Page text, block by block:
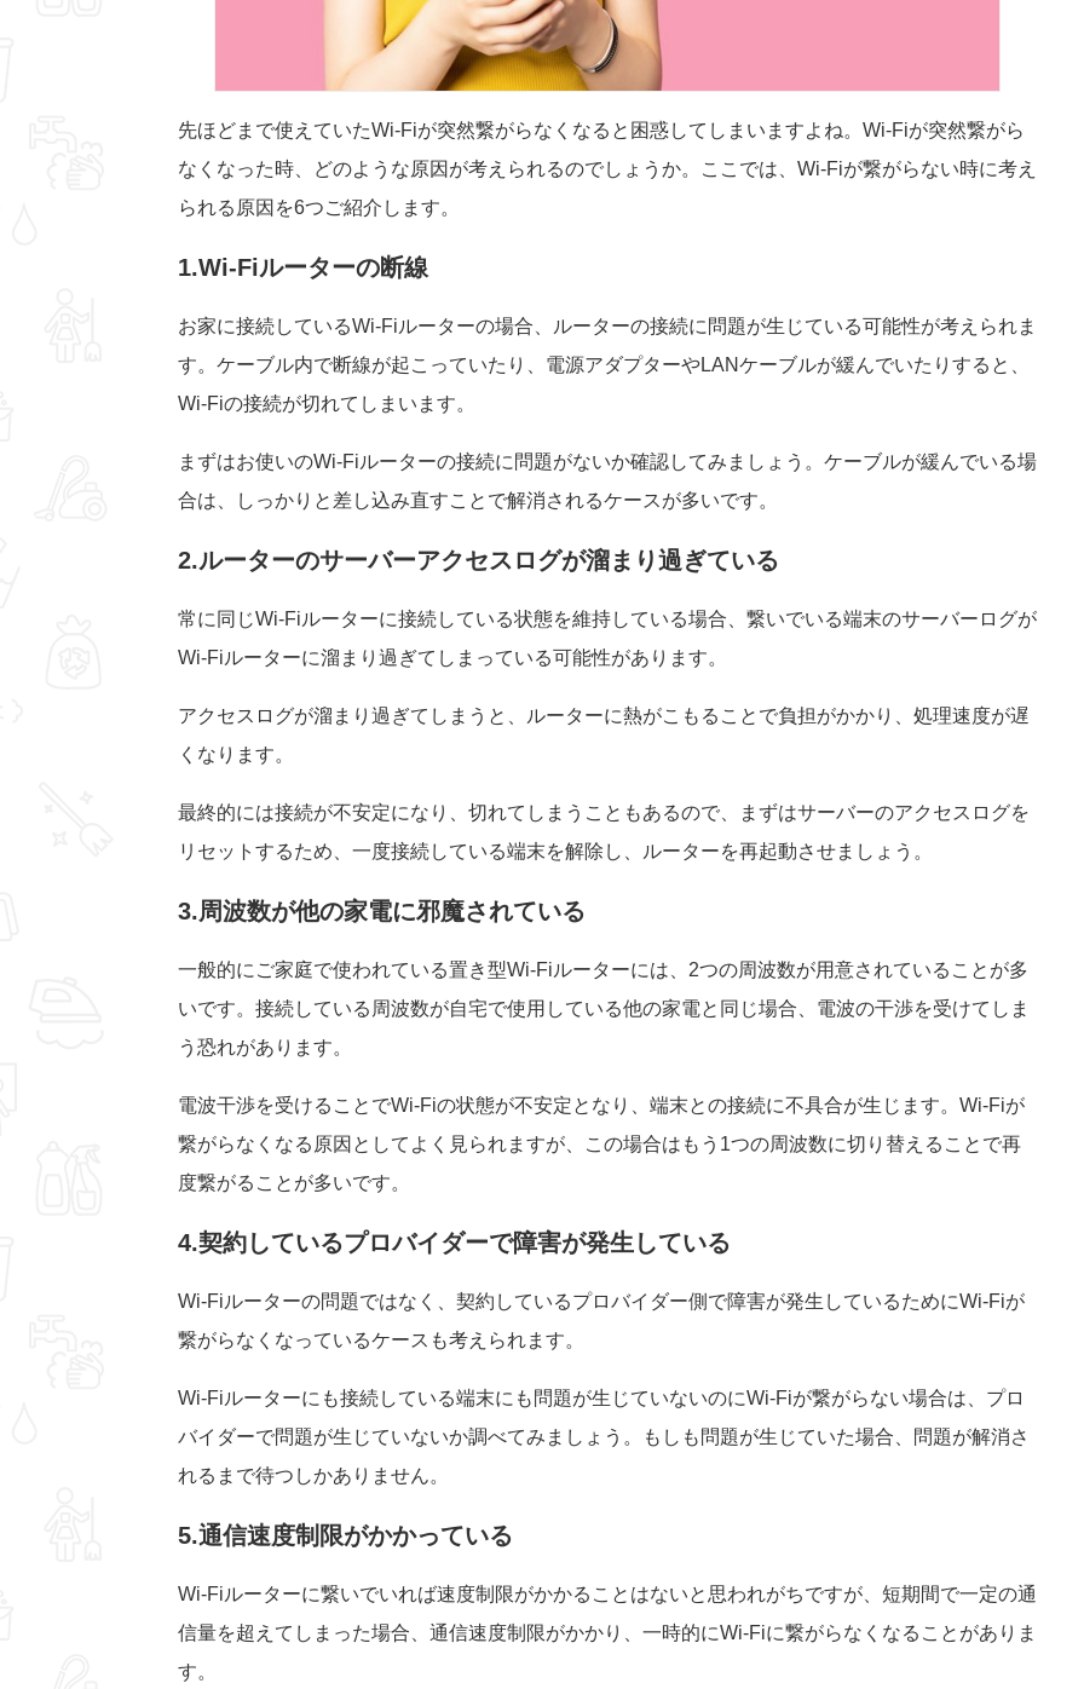
先ほどまで使えていたWi-Fiが突然繋がらなくなると困惑してしまいますよね。Wi-Fiが突然繋がら
なくなった時、どのような原因が考えられるのでしょうか。ここでは、Wi-Fiが繋がらない時に考え
られる原因を6つご紹介します。
1.Wi-Fiルーターの断線
お家に接続しているWi-Fiルーターの場合、ルーターの接続に問題が生じている可能性が考えられま
す。ケーブル内で断線が起こっていたり、電源アダプターやLANケーブルが緩んでいたりすると、
Wi-Fiの接続が切れてしまいます。
まずはお使いのWi-Fiルーターの接続に問題がないか確認してみましょう。ケーブルが緩んでいる場
合は、しっかりと差し込み直すことで解消されるケースが多いです。
2.ルーターのサーバーアクセスログが溜まり過ぎている
常に同じWi-Fiルーターに接続している状態を維持している場合、繋いでいる端末のサーバーログが
Wi-Fiルーターに溜まり過ぎてしまっている可能性があります。
アクセスログが溜まり過ぎてしまうと、ルーターに熱がこもることで負担がかかり、処理速度が遅
くなります。
最終的には接続が不安定になり、切れてしまうこともあるので、まずはサーバーのアクセスログを
リセットするため、一度接続している端末を解除し、ルーターを再起動させましょう。
3.周波数が他の家電に邪魔されている
一般的にご家庭で使われている置き型Wi-Fiルーターには、2つの周波数が用意されていることが多
いです。接続している周波数が自宅で使用している他の家電と同じ場合、電波の干渉を受けてしま
う恐れがあります。
電波干渉を受けることでWi-Fiの状態が不安定となり、端末との接続に不具合が生じます。Wi-Fiが
繋がらなくなる原因としてよく見られますが、この場合はもう1つの周波数に切り替えることで再
度繋がることが多いです。
4.契約しているプロバイダーで障害が発生している
Wi-Fiルーターの問題ではなく、契約しているプロバイダー側で障害が発生しているためにWi-Fiが
繋がらなくなっているケースも考えられます。
Wi-Fiルーターにも接続している端末にも問題が生じていないのにWi-Fiが繋がらない場合は、プロ
バイダーで問題が生じていないか調べてみましょう。もしも問題が生じていた場合、問題が解消さ
れるまで待つしかありません。
5.通信速度制限がかかっている
Wi-Fiルーターに繋いでいれば速度制限がかかることはないと思われがちですが、短期間で一定の通
信量を超えてしまった場合、通信速度制限がかかり、一時的にWi-Fiに繋がらなくなることがありま
す。